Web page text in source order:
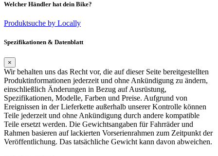
Welcher Händler hat dein Bike?
Produktsuche by Locally
Spezifikationen & Datenblatt
×
Wir behalten uns das Recht vor, die auf dieser Seite bereitgestellten
Produktinformationen jederzeit und ohne Ankündigung zu ändern,
einschließlich Änderungen in Bezug auf Ausrüstung,
Spezifikationen, Modelle, Farben und Preise. Aufgrund von
Ereignissen in der Lieferkette außerhalb unserer Kontrolle können
Teile jederzeit und ohne Ankündigung durch andere kompatible
Teile ersetzt werden. Die Gewichtsangaben für Fahrräder und
Rahmen basieren auf lackierten Vorserienrahmen zum Zeitpunkt der
Veröffentlichung. Das tatsächliche Gewicht kann davon abweichen.